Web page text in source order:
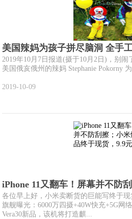
美国辣妈为孩子拼尽脑洞 全手
2019年10月7日报道(摄于10月2日)，别
美国俄亥俄州的辣妈 Stephanie Pokorny
2019-10-09
iPhone 11又翻车！屏幕并不防
各位早上好，小米卖断货的巨能写终于
旗舰曝光：6000万四摄+40W快充+5G网
Vera30新品，该机将打造麒...